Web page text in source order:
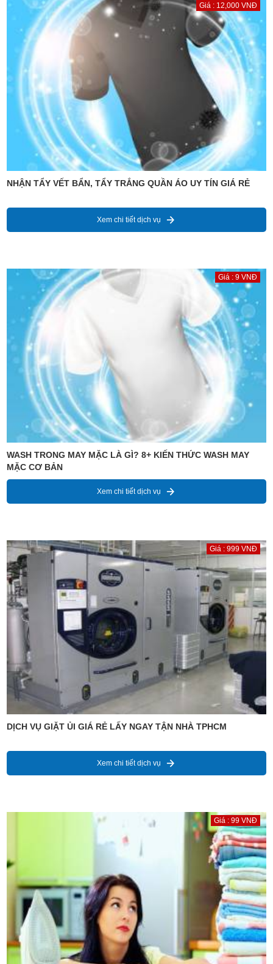
Giá : 12,000 VNĐ
NHẬN TẨY VẾT BẨN, TẨY TRẮNG QUẦN ÁO UY TÍN GIÁ RẺ
Xem chi tiết dịch vụ
Giá : 9 VNĐ
WASH TRONG MAY MẶC LÀ GÌ? 8+ KIẾN THỨC WASH MAY
MẶC CƠ BẢN
Xem chi tiết dịch vụ
Giá : 999 VNĐ
DỊCH VỤ GIẶT ỦI GIÁ RẺ LẤY NGAY TẬN NHÀ TPHCM
Xem chi tiết dịch vụ
Giá : 99 VNĐ